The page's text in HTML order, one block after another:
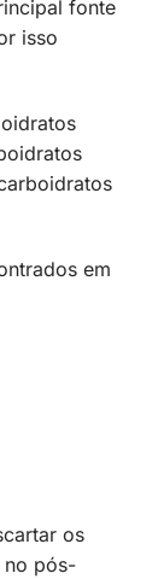
fonte
isso
em
os
no pós-